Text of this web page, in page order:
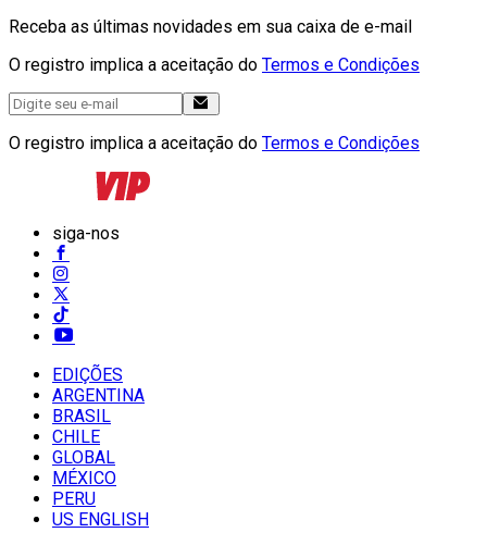
Receba as últimas novidades em sua caixa de e-mail
O registro implica a aceitação do Termos e Condições
O registro implica a aceitação do Termos e Condições
siga-nos
EDIÇÕES
ARGENTINA
BRASIL
CHILE
GLOBAL
MÉXICO
PERU
US ENGLISH